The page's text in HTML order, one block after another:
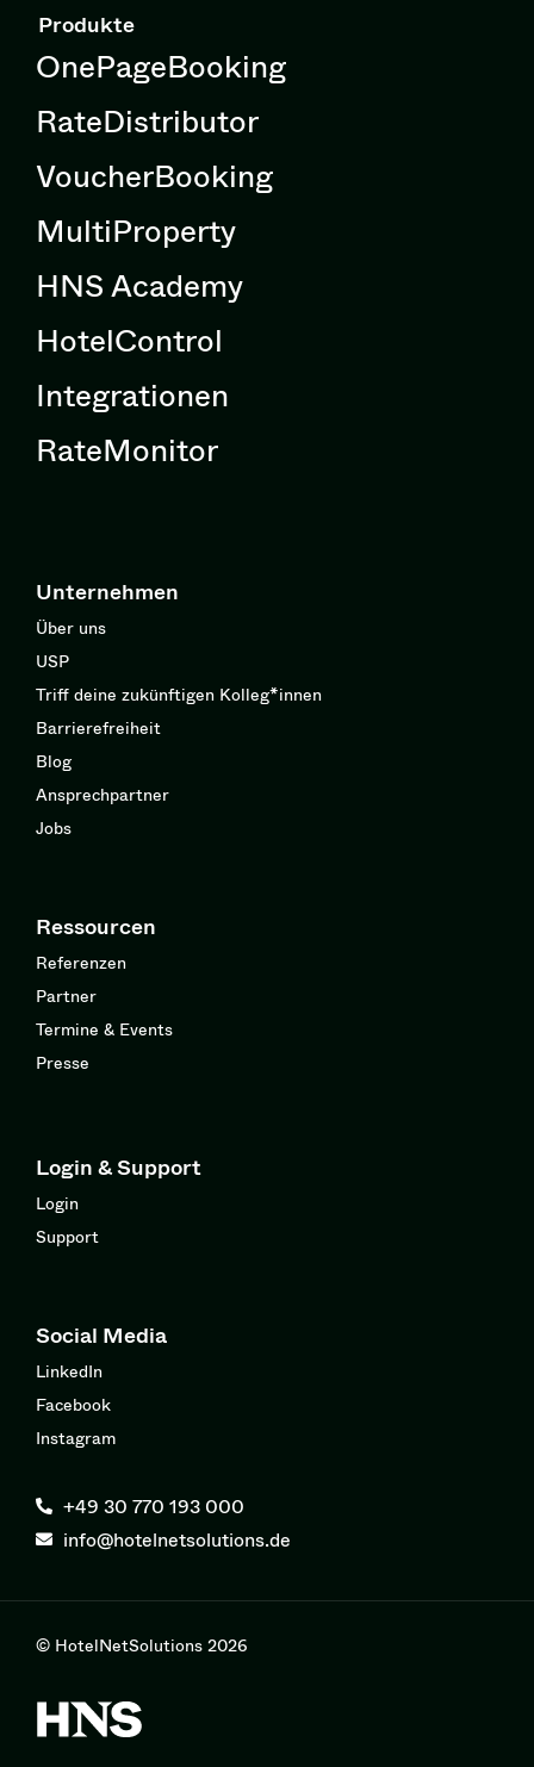
Produkte
OnePageBooking
RateDistributor
VoucherBooking
MultiProperty
HNS Academy
HotelControl
Integrationen
RateMonitor
Unternehmen
Über uns
USP
Triff deine zukünftigen Kolleg*innen
Barrierefreiheit
Blog
Ansprechpartner
Jobs
Ressourcen
Referenzen
Partner
Termine & Events
Presse
Login & Support
Login
Support
Social Media
LinkedIn
Facebook
Instagram
+49 30 770 193 000
info@hotelnetsolutions.de
© HotelNetSolutions 2026